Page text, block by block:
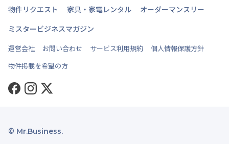
物件リクエスト
家具・家電レンタル
オーダーマンスリー
ミスタービジネスマガジン
運営会社 お問い合わせ サービス利用規約
個人情報保護方針
物件掲載を希望の方
Facebook
Instagram
Twitter
© Mr.Business.